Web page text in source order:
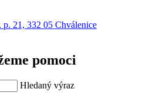
p. 21, 332 05 Chválenice
pomoci
Hledaný výraz